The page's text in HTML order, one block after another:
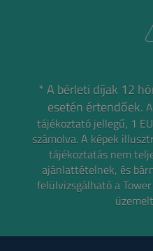
* A bérleti díjak 12
esetén értendőek.
tájékoztató jellegű, 1
számolva.A képek
tájékoztatás nem
ajánlattételnek, és
felülvizsgálható a